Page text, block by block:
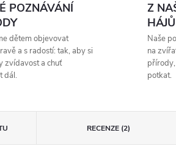
POZNÁVÁNÍ
dětem objevovat
a s radostí: tak, aby si
zvídavost a chuť
dál.
Z
HÁJŮ
Naše
na
potkat.
RECENZE (2)